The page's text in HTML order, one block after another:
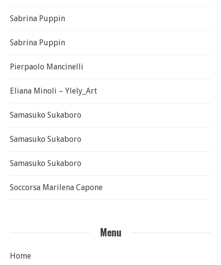
Sabrina Puppin
Sabrina Puppin
Pierpaolo Mancinelli
Eliana Minoli – Ylely_Art
Samasuko Sukaboro
Samasuko Sukaboro
Samasuko Sukaboro
Soccorsa Marilena Capone
Menu
Home